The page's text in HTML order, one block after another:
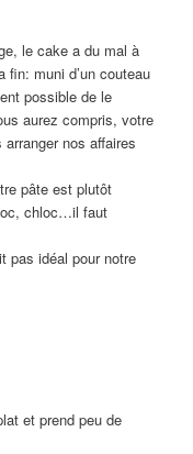
le cake a du mal à
fin: muni d’un couteau
possible de le
aurez compris, votre
nos affaires
pâte est plutôt
chloc…il faut
pas idéal pour notre
et prend peu de